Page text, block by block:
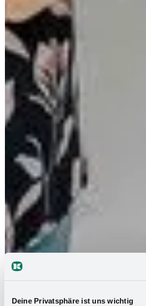
Deine Privatsphäre ist uns wichtig